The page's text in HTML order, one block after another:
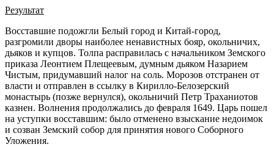
Результат
Восставшие подожгли Белый город и Китай-город,
разгромили дворы наиболее ненавистных бояр, окольничих,
дьяков и купцов. Толпа расправилась с начальником Земского
приказа Леонтием Плещеевым, думным дьяком Назарием
Чистым, придумавший налог на соль. Морозов отстранен от
власти и отправлен в ссылку в Кирилло-Белозерский
монастырь (позже вернулся), окольничий Петр Траханиотов
казнен. Волнения продолжались до февраля 1649. Царь пошел
на уступки восставшим: было отменено взыскание недоимок
и созван Земский собор для принятия нового Соборного
Уложения.